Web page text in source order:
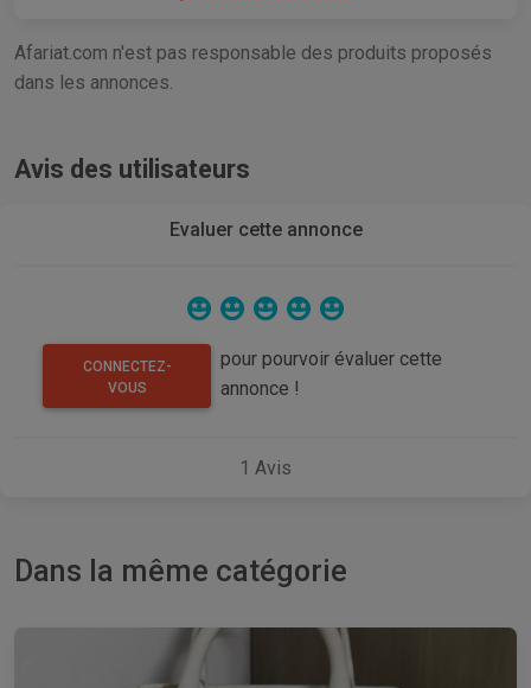
Afariat.com n'est pas responsable des produits proposés
dans les annonces.
Avis des utilisateurs
Evaluer cette annonce
CONNECTEZ-
VOUS
pour pourvoir évaluer cette
annonce !
1 Avis
Dans la même catégorie